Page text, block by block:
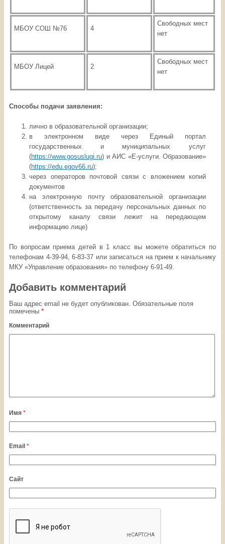
МБОУ СОШ №76 4
Свободных мест
нет
МБОУ Лицей 2
Свободных мест
нет
Способы подачи заявления:
лично в образовательной организации;
в электронном виде через Единый портал
государственных и муниципальных услуг
(https://www.gosuslugi.ru) и АИС «Е-услуги. Образование»
(https://edu.egov66.ru);
через операторов почтовой связи с вложением копий
документов
на электронную почту образовательной организации
(ответственность за передачу персональных данных по
открытому каналу связи лежит на передающем
информацию лице)
По вопросам приема детей в 1 класс вы можете обратиться по
телефонам 4-39-94, 6-83-37 или записаться на прием к начальнику
МКУ «Управление образования» по телефону 6-91-49.
Добавить комментарий
Ваш адрес email не будет опубликован. Обязательные поля
помечены *
Комментарий
Имя *
Email *
Сайт